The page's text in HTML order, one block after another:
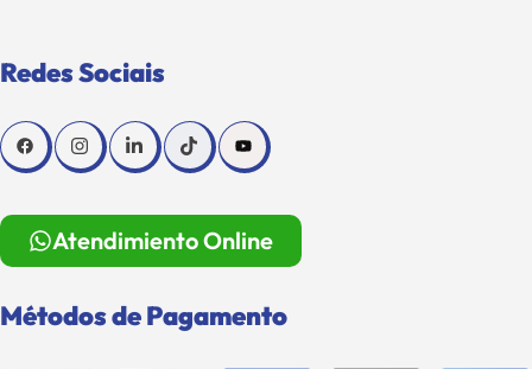
Redes Sociais
Atendimiento Online
Métodos de Pagamento